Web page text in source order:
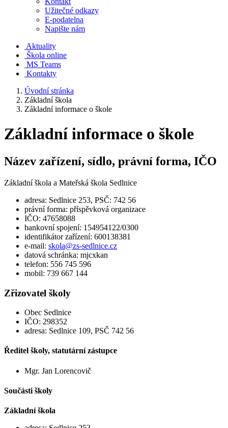
Užitečné odkazy
E-podatelna
Napište nám
Aktuality
Škola online
MS Teams
Kontakty
Úvodní stránka
Základní škola
Základní informace o škole
Základní informace o škole
Název zařízení, sídlo, právní forma, IČO
Základní škola a Mateřská škola Sedlnice
adresa: Sedlnice 253, PSČ: 742 56
právní forma: příspěvková organizace
IČO: 47658088
bankovní spojení: 154954122/0300
identifikátor zařízení: 600138381
e-mail: skola@zs-sedlnice.cz
datová schránka: mjcxkan
telefon: 556 745 596
mobil: 739 667 144
Zřizovatel školy
Obec Sedlnice
IČO: 298352
adresa: Sedlnice 109, PSČ 742 56
Ředitel školy, statutární zástupce
Mgr. Jan Lorencovič
Součásti školy
Základní škola